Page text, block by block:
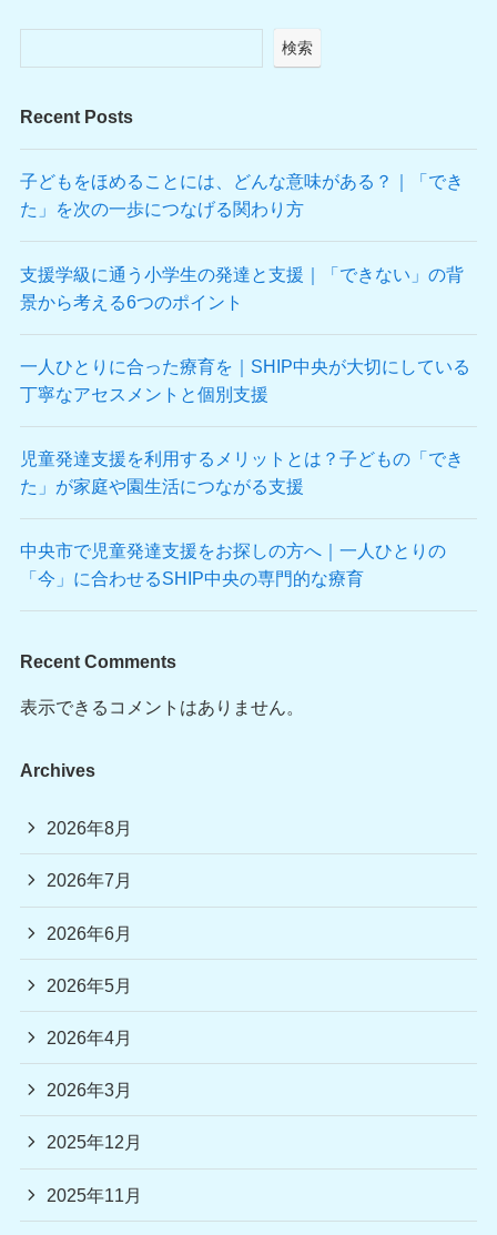
検索
Recent Posts
子どもをほめることには、どんな意味がある？｜「でき
た」を次の一歩につなげる関わり方
支援学級に通う小学生の発達と支援｜「できない」の背
景から考える6つのポイント
一人ひとりに合った療育を｜SHIP中央が大切にしている
丁寧なアセスメントと個別支援
児童発達支援を利用するメリットとは？子どもの「でき
た」が家庭や園生活につながる支援
中央市で児童発達支援をお探しの方へ｜一人ひとりの
「今」に合わせるSHIP中央の専門的な療育
Recent Comments
表示できるコメントはありません。
Archives
2026年8月
2026年7月
2026年6月
2026年5月
2026年4月
2026年3月
2025年12月
2025年11月